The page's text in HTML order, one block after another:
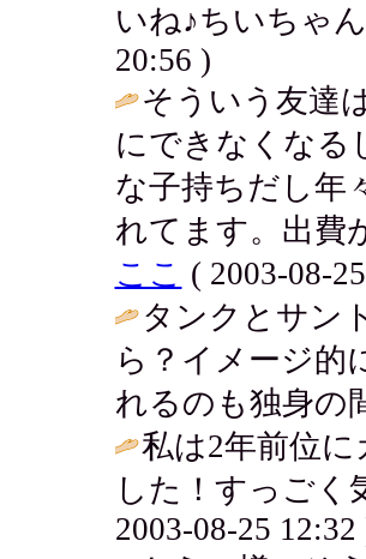
いね♪ちいちゃ
20:56 )
そういう友達
にできなくなる
な子持ちだし年
れてます。出費
ここ ( 2003-08-
タンクとサン
ら？イメージ的
れるのも独身の
私は2年前位
した！すっご
2003-08-25 12:32